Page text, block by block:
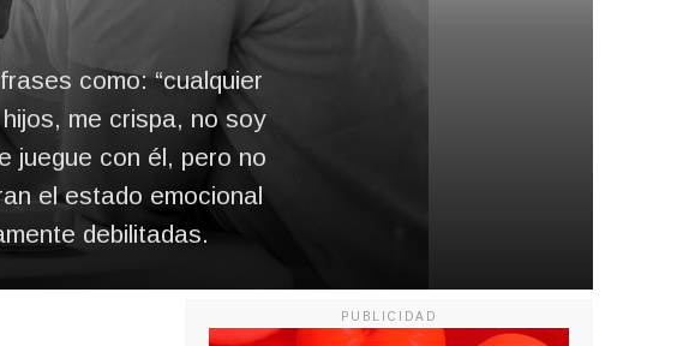
como: “cualquier
me crispa, no soy
juegue con él, pero no
el estado emocional
debilitadas.
PUBLICIDAD